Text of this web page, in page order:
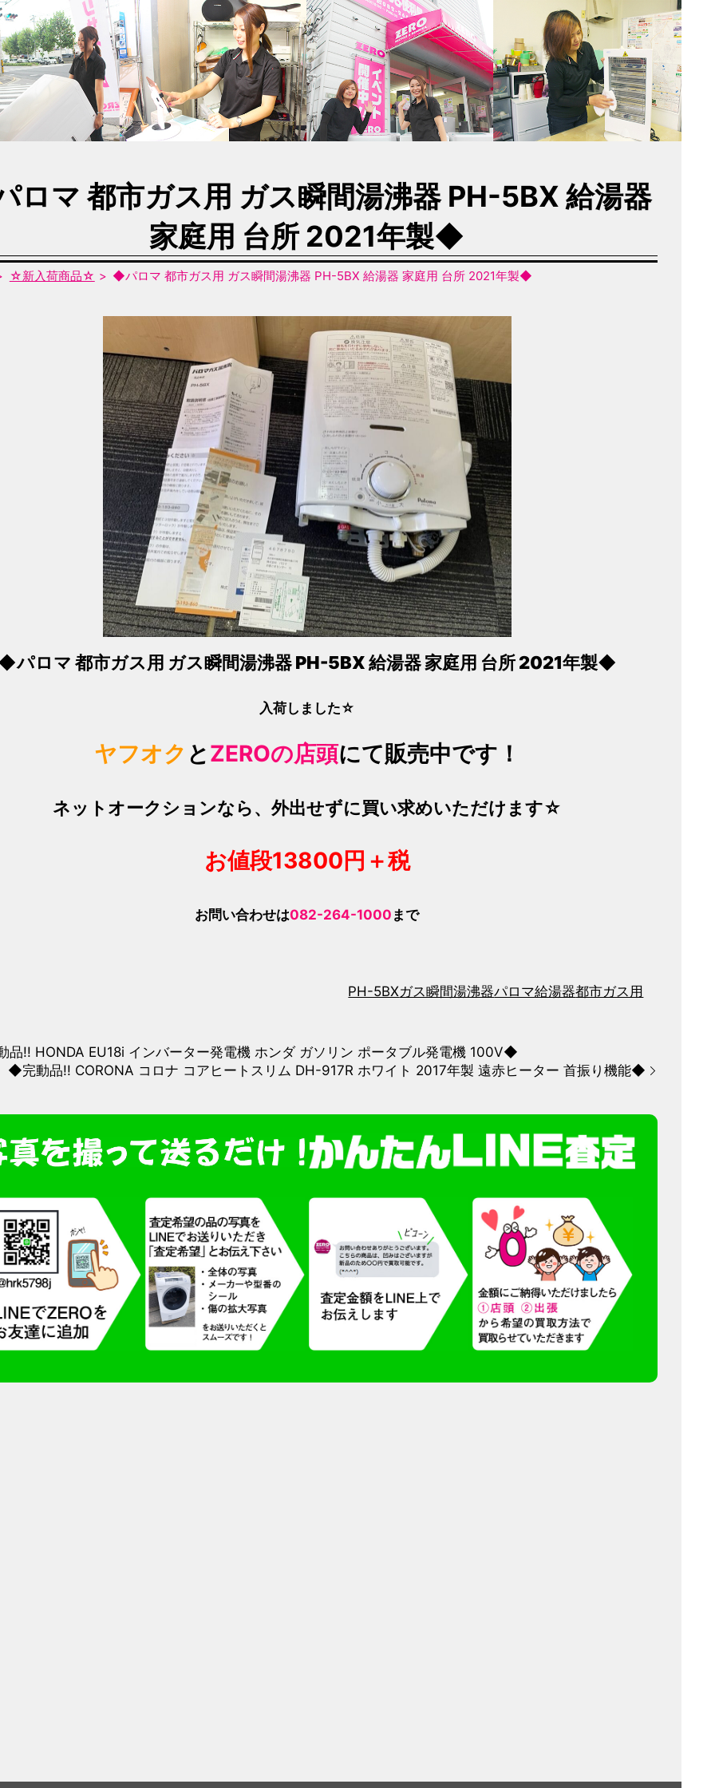
ロマ 都市ガス用 ガス瞬間湯沸器 PH-5BX 給湯器
家庭用 台所 2021年製◆
☆新入荷商品☆ ◆パロマ 都市ガス用 ガス瞬間湯沸器 PH-5BX 給湯器 家庭用 台所 2021年製◆
パロマ 都市ガス用 ガス瞬間湯沸器 PH-5BX 給湯器 家庭用 台所 2021年製◆
入荷しました☆
ヤフオク とZEROの店頭にて販売中です！
ネットオークションなら、外出せずに買い求めいただけます☆
お値段13800 円＋税
お問い合わせは082-264-1000 まで
PH-5BXガス瞬間湯沸器パロマ給湯器都市ガス用
品!! HONDA EU18i インバーター発電機 ホンダ ガソリン ポータブル発電機 100V◆
◆完動品!! CORONA コロナ コアヒートスリム DH-917R ホワイト 2017年製 遠赤ヒーター 首振り機能◆